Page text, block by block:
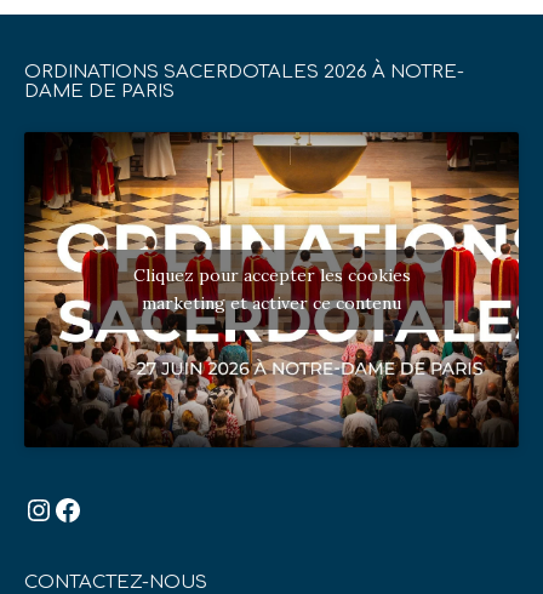
ORDINATIONS SACERDOTALES 2026 À NOTRE-
DAME DE PARIS
Cliquez pour accepter les cookies
marketing et activer ce contenu
Instagram
Facebook
CONTACTEZ-NOUS